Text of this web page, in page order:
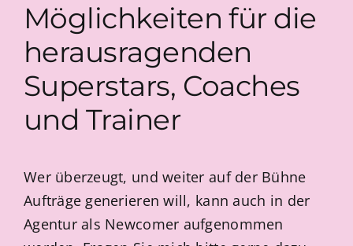
Möglichkeiten für die
herausragenden
Superstars, Coaches
und Trainer
Wer überzeugt, und weiter auf der Bühne
Aufträge generieren will, kann auch in der
Agentur als Newcomer aufgenommen